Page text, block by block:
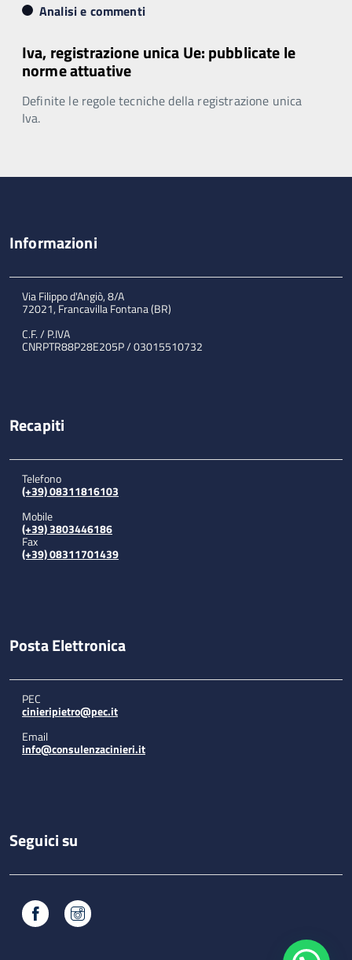
Analisi e commenti
Iva, registrazione unica Ue: pubblicate le
norme attuative
Definite le regole tecniche della registrazione unica
Iva.
Informazioni
Via Filippo d'Angiò, 8/A
72021, Francavilla Fontana (BR)
C.F. / P.IVA
CNRPTR88P28E205P / 03015510732
Recapiti
Telefono
(+39) 08311816103
Mobile
(+39) 3803446186
Fax
(+39) 08311701439
Posta Elettronica
PEC
cinieripietro@pec.it
Email
info@consulenzacinieri.it
Seguici su
Facebook